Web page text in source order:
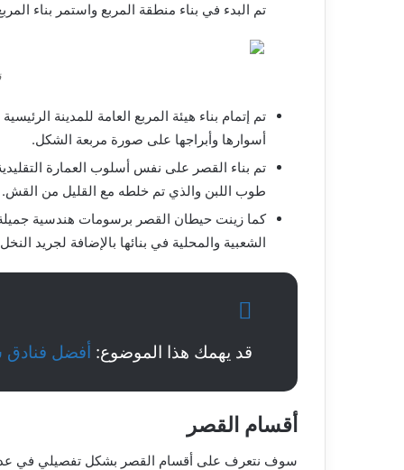
تم البدء في بناء منطقة المربع واستمر بناء
أسوارها وأبراجها على صورة مربعة الشكل.
تم بناء القصر على نفس أسلوب العمارة
طوب اللبن والذي تم خلطه مع القليل من القش.
كما زينت حيطان القصر برسومات هندسية
الشعبية والمحلية في بنائها بالإضافة لجريد
قد يهمك هذا الموضوع: أفضل فنادق
أقسام القصر
سوف نتعرف على أقسام القصر بشكل تفصيلي في